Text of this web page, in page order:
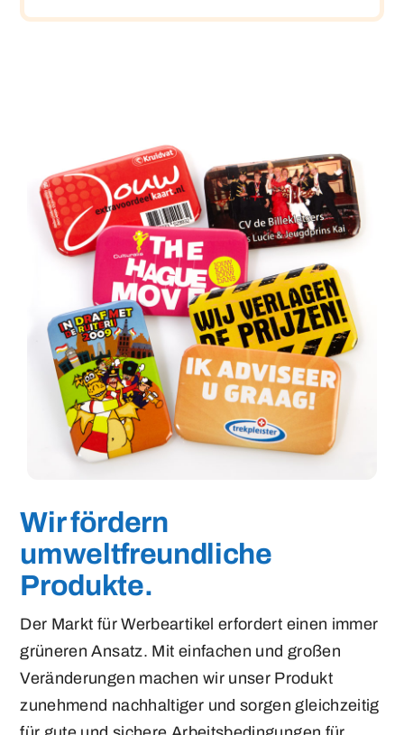
Wir fördern
umweltfreundliche
Produkte.
Der Markt für Werbeartikel erfordert einen immer
grüneren Ansatz. Mit einfachen und großen
Veränderungen machen wir unser Produkt
zunehmend nachhaltiger und sorgen gleichzeitig